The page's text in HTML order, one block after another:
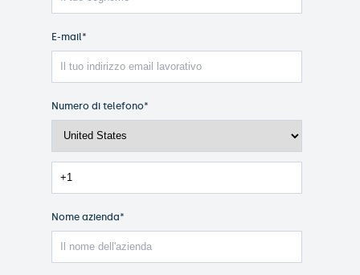
E-mail*
Numero di telefono*
Nome azienda*